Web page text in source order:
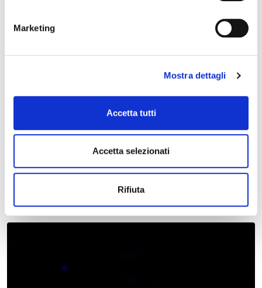
Marketing
Mostra dettagli
Accetta tutti
Accetta selezionati
Rifiuta
29 ottobre 2026
Stagione concertistica 2026/2027 – Teatro